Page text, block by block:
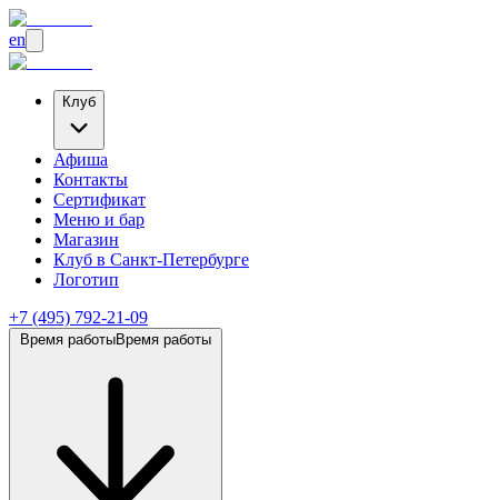
en
Клуб
Афиша
Контакты
Сертификат
Меню и бар
Магазин
Клуб в Санкт-Петербурге
Логотип
+7 (495) 792-21-09
Время работыВремя работы